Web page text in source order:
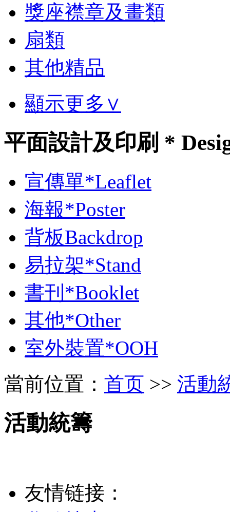
獎座襟章及畫類
扇類
其他精品
顯示更多∨
平面設計及印刷 *
宣傳單*Leaflet
海報*Poster
背板Backdrop
易拉架*Stand
書刊*Booklet
其他*Other
室外裝置*OOH
當前位置： 首页 >> 活動
活動統籌
友情链接：